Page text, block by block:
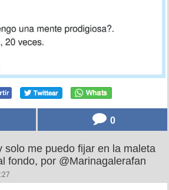
0
solo me puedo fijar en la maleta
fondo, por @Marinagalerafan